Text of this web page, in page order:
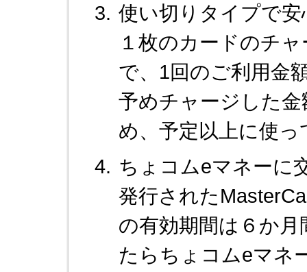
使い切りタイプで安
１枚のカードのチ
で、1回のご利用金
予めチャージした
め、予定以上に使
ちょコムeマネーに
発行された
の有効期間は６か
たらちょコムeマネ